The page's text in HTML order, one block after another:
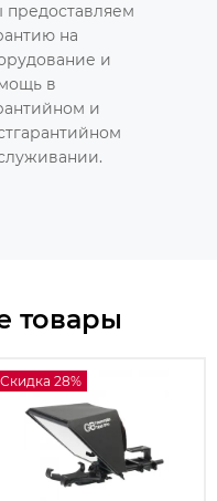
предоставляем
на
и
в
и
товары
Скидка 28%